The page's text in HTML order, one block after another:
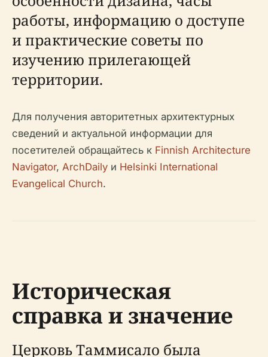
работы, информацию о доступе
и практические советы по
изучению прилегающей
территории.
Для получения авторитетных архитектурных
сведений и актуальной информации для
посетителей обращайтесь к Finnish Architecture
Navigator, ArchDaily и Helsinki International
Evangelical Church.
Историческая
справка и значение
Церковь Таммисало была